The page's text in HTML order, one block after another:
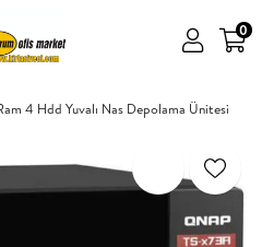
0
4 Hdd Yuvalı Nas Depolama Ünitesi